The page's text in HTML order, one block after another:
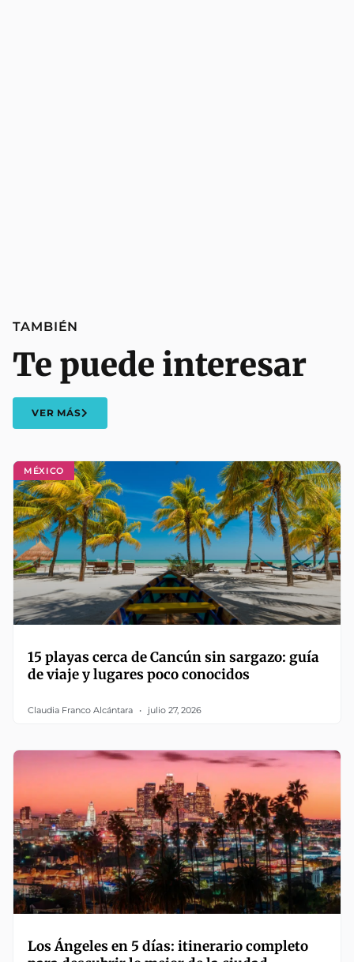
MÉXICO
15 playas cerca de Cancún sin sargazo: guía
de viaje y lugares poco conocidos
Claudia Franco Alcántara julio 27, 2026
Los Ángeles en 5 días: itinerario completo
TAMBIÉN
Te puede interesar
VER MÁS